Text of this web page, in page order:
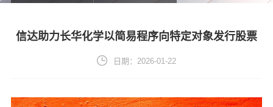
信达助力长华化学以简易程序向特定对象发行股票
日期：2026-01-22